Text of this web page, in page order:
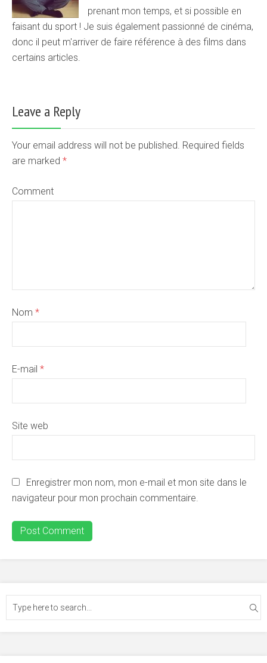
prenant mon temps, et si possible en
faisant du sport ! Je suis également passionné de cinéma,
donc il peut m'arriver de faire référence à des films dans
certains articles.
Leave a Reply
Your email address will not be published. Required fields
are marked *
Comment
Nom *
E-mail *
Site web
Enregistrer mon nom, mon e-mail et mon site dans le
navigateur pour mon prochain commentaire.